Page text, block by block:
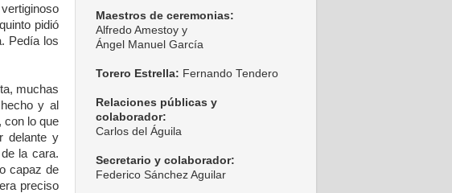
pidió
Pedía los
muchas
y al
con lo que
delante y
la cara.
capaz de
preciso
Maestros de ceremonias:
Alfredo Amestoy y
Ángel Manuel García
Torero Estrella: Fernando Tendero
Relaciones públicas y
colaborador:
Carlos del Águila
Secretario y colaborador:
Federico Sánchez Aguilar